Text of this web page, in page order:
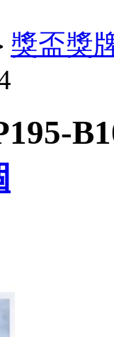
獎盃獎